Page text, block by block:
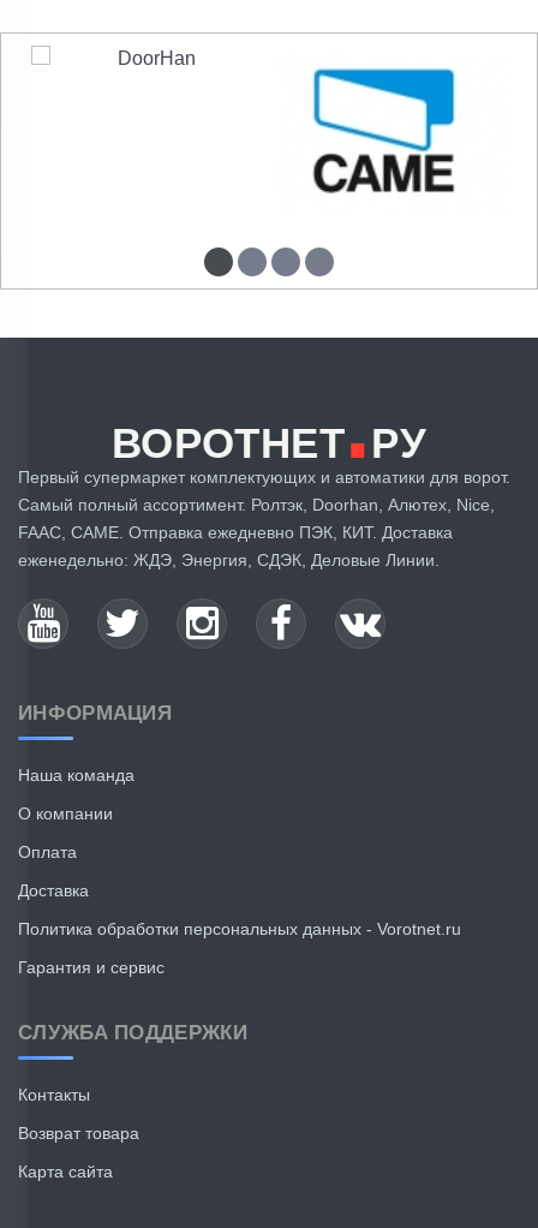
ВОРОТНЕТ.РУ
Первый супермаркет комплектующих и автоматики для ворот.
Самый полный ассортимент. Ролтэк, Doorhan, Алютех, Nice,
FAAC, CAME. Отправка ежедневно ПЭК, КИТ. Доставка
еженедельно: ЖДЭ, Энергия, СДЭК, Деловые Линии.
ИНФОРМАЦИЯ
Наша команда
О компании
Оплата
Доставка
Политика обработки персональных данных - Vorotnet.ru
Гарантия и сервис
СЛУЖБА ПОДДЕРЖКИ
Контакты
Возврат товара
Карта сайта